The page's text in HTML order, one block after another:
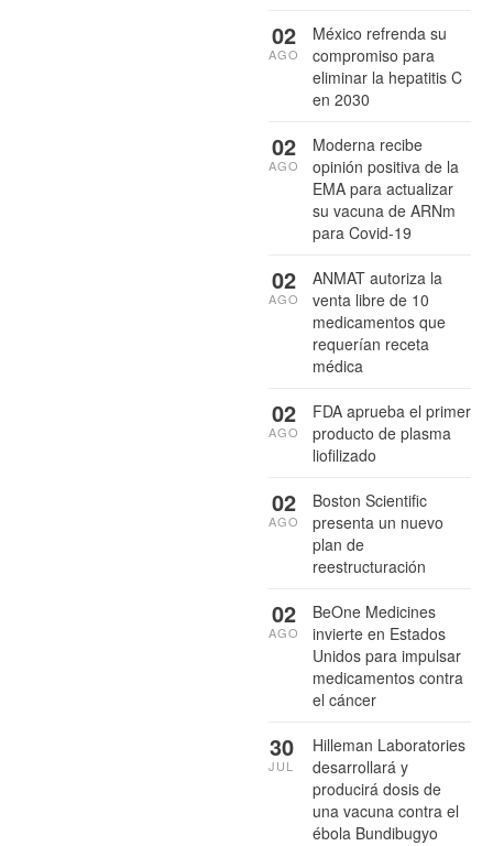
México refrenda su
compromiso para
eliminar la hepatitis C
en 2030
02
AGO
Moderna recibe
opinión positiva de la
EMA para actualizar
su vacuna de ARNm
para Covid-19
02
AGO
ANMAT autoriza la
venta libre de 10
medicamentos que
requerían receta
médica
02
AGO
FDA aprueba el primer
producto de plasma
liofilizado
02
AGO
Boston Scientific
presenta un nuevo
plan de
reestructuración
02
AGO
BeOne Medicines
invierte en Estados
Unidos para impulsar
medicamentos contra
el cáncer
02
AGO
Hilleman Laboratories
desarrollará y
producirá dosis de
una vacuna contra el
ébola Bundibugyo
30
JUL